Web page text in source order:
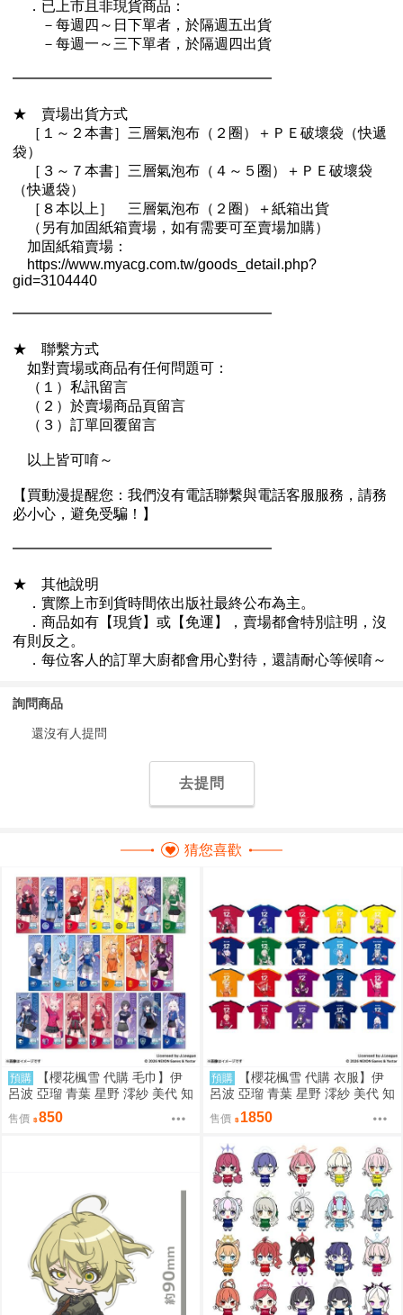
詢問商品
還沒有人提問
去提問
猜您喜歡
預購
【櫻花楓雪 代購 毛巾】伊
呂波 亞瑠 青葉 星野 澪紗 美代 知
世 白子 瑪麗 若藻 優香 寧瑠 妃姬
陽奈 蔚藍檔案
售價 850
預購
【櫻花楓雪 代購 衣服】伊
呂波 亞瑠 青葉 星野 澪紗 美代 知
世 白子 瑪麗 若藻 優香 寧瑠 妃姬
陽奈 蔚藍檔案
售價 1850